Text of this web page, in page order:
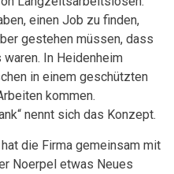
einen Job zu finden,
gestehen müssen, dass
In Heidenheim
in einem geschützten
kommen.
nennt sich das Konzept.
die Firma gemeinsam mit
Noerpel etwas Neues